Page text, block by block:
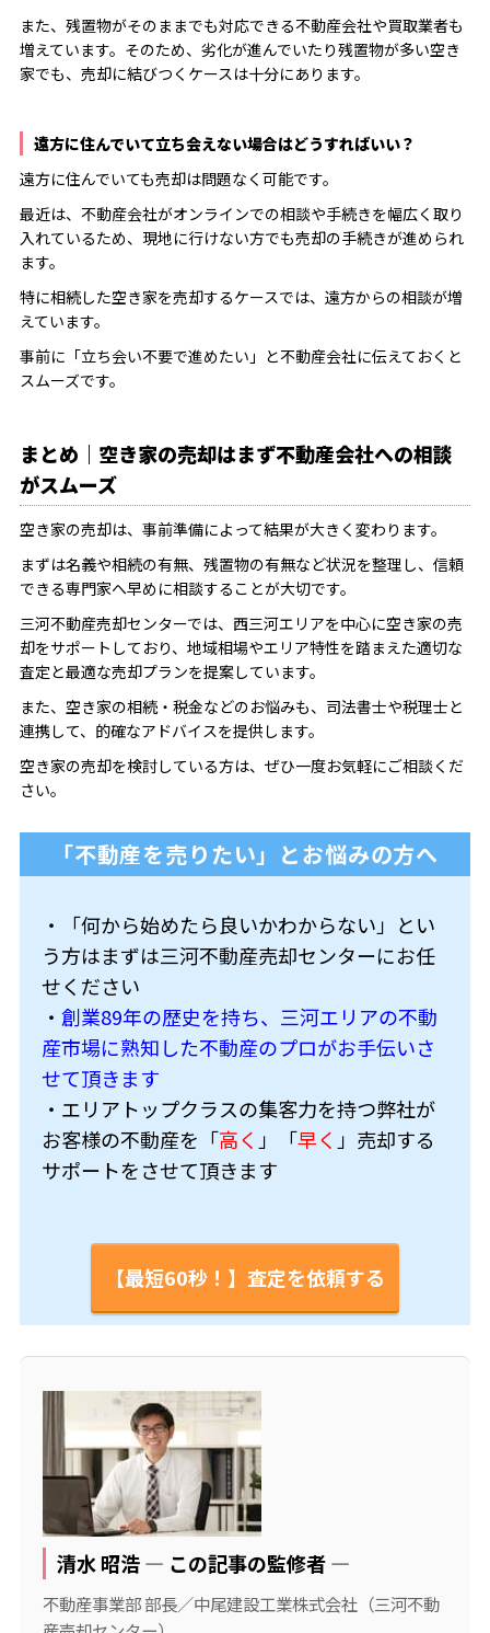
また、残置物がそのままでも対応できる不動産会社や買取業者も
増えています。そのため、劣化が進んでいたり残置物が多い空き
家でも、売却に結びつくケースは十分にあります。
遠方に住んでいて立ち会えない場合はどうすればいい？
遠方に住んでいても売却は問題なく可能です。
最近は、不動産会社がオンラインでの相談や手続きを幅広く取り
入れているため、現地に行けない方でも売却の手続きが進められ
ます。
特に相続した空き家を売却するケースでは、遠方からの相談が増
えています。
事前に「立ち会い不要で進めたい」と不動産会社に伝えておくと
スムーズです。
まとめ｜空き家の売却はまず不動産会社への相談
がスムーズ
空き家の売却は、事前準備によって結果が大きく変わります。
まずは名義や相続の有無、残置物の有無など状況を整理し、信頼
できる専門家へ早めに相談することが大切です。
三河不動産売却センターでは、西三河エリアを中心に空き家の売
却をサポートしており、地域相場やエリア特性を踏まえた適切な
査定と最適な売却プランを提案しています。
また、空き家の相続・税金などのお悩みも、司法書士や税理士と
連携して、的確なアドバイスを提供します。
空き家の売却を検討している方は、ぜひ一度お気軽にご相談くだ
さい。
「不動産を売りたい」とお悩みの方へ
・「何から始めたら良いかわからない」とい
う方はまずは三河不動産売却センターにお任
せください
・ 創業89年の歴史を持ち、三河エリアの不動
産市場に熟知した不動産のプロがお手伝いさ
せて頂きます
・エリアトップクラスの集客力を持つ弊社が
お客様の不動産を「高く 」「早く 」売却する
サポートをさせて頂きます
【最短60秒！】査定を依頼する
清水 昭浩 ― この記事の監修者 ―
不動産事業部 部長／中尾建設工業株式会社（三河不動